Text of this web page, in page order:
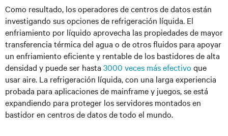
Como resultado, los operadores de centros de datos están
investigando sus opciones de refrigeración líquida. El
enfriamiento por líquido aprovecha las propiedades de mayor
transferencia térmica del agua o de otros fluidos para apoyar
un enfriamiento eficiente y rentable de los bastidores de alta
densidad y puede ser hasta 3000 veces más efectivo que
usar aire. La refrigeración líquida, con una larga experiencia
probada para aplicaciones de mainframe y juegos, se está
expandiendo para proteger los servidores montados en
bastidor en centros de datos de todo el mundo.